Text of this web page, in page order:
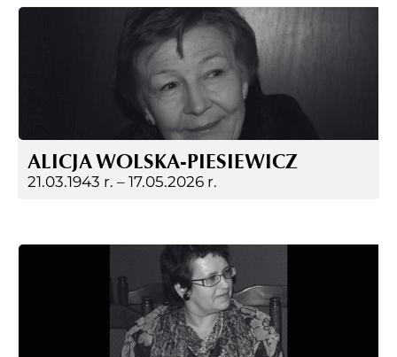
ALICJA WOLSKA-PIESIEWICZ
21.03.1943 r. – 17.05.2026 r.